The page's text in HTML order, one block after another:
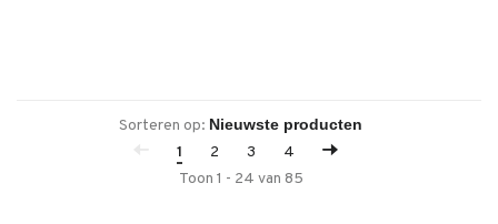
Sorteren op:
1
2 3
4
Toon 1 - 24 van 85